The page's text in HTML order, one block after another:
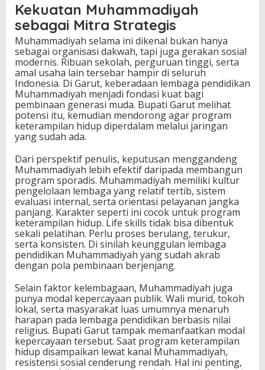
Kekuatan Muhammadiyah
sebagai Mitra Strategis
Muhammadiyah selama ini dikenal bukan hanya
sebagai organisasi dakwah, tapi juga gerakan sosial
modernis. Ribuan sekolah, perguruan tinggi, serta
amal usaha lain tersebar hampir di seluruh
Indonesia. Di Garut, keberadaan lembaga pendidikan
Muhammadiyah menjadi fondasi kuat bagi
pembinaan generasi muda. Bupati Garut melihat
potensi itu, kemudian mendorong agar program
keterampilan hidup diperdalam melalui jaringan
yang sudah ada.
Dari perspektif penulis, keputusan menggandeng
Muhammadiyah lebih efektif daripada membangun
program sporadis. Muhammadiyah memiliki kultur
pengelolaan lembaga yang relatif tertib, sistem
evaluasi internal, serta orientasi pelayanan jangka
panjang. Karakter seperti ini cocok untuk program
keterampilan hidup. Life skills tidak bisa dibentuk
sekali pelatihan. Perlu proses berulang, terukur,
serta konsisten. Di sinilah keunggulan lembaga
pendidikan Muhammadiyah yang sudah akrab
dengan pola pembinaan berjenjang.
Selain faktor kelembagaan, Muhammadiyah juga
punya modal kepercayaan publik. Wali murid, tokoh
lokal, serta masyarakat luas umumnya menaruh
harapan pada lembaga pendidikan berbasis nilai
religius. Bupati Garut tampak memanfaatkan modal
kepercayaan tersebut. Saat program keterampilan
hidup disampaikan lewat kanal Muhammadiyah,
resistensi sosial cenderung rendah. Hal ini penting,